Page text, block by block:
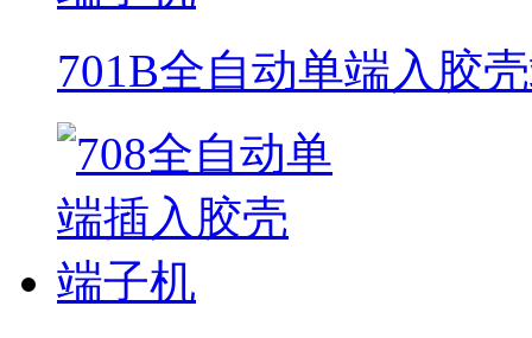
701B全自动单端入胶